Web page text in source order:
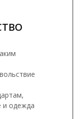
и одежда